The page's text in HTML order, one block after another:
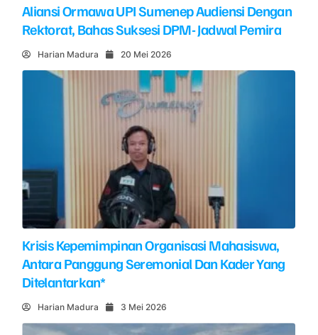
Aliansi Ormawa UPI Sumenep Audiensi Dengan
Rektorat, Bahas Suksesi DPM- Jadwal Pemira
Harian Madura 20 Mei 2026
Krisis Kepemimpinan Organisasi Mahasiswa,
Antara Panggung Seremonial Dan Kader Yang
Ditelantarkan*
Harian Madura 3 Mei 2026